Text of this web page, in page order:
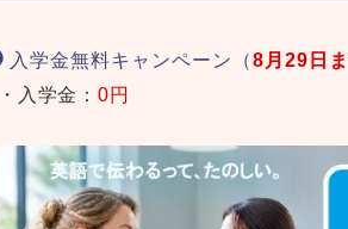
入学金無料キャンペーン（8月29日
・入学金： 0円